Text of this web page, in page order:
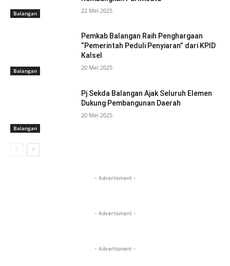
Balangan 22 Mei 2025
Balangan
Pemkab Balangan Raih Penghargaan
“Pemerintah Peduli Penyiaran” dari KPID
Kalsel
20 Mei 2025
Balangan
Pj Sekda Balangan Ajak Seluruh Elemen
Dukung Pembangunan Daerah
20 Mei 2025
- Advertisment -
- Advertisment -
- Advertisment -